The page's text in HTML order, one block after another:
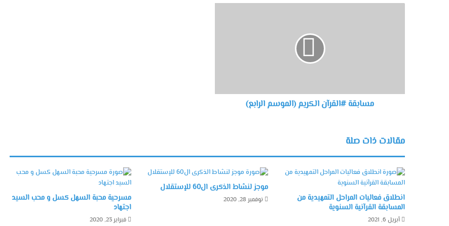
مسابقة #القرآن الكريم (الموسم الرابع)
مقالات ذات صلة
انطلاق فعاليات المراحل التمهيدية من
المسابقة القرآنية السنوية
أبريل 6, 2021
موجز لنشاط الذكرى ال60 للإستقلال
نوفمبر 28, 2020
مسرحية محبة السهل كسل و محب السيد
اجتهاد
فبراير 23, 2020